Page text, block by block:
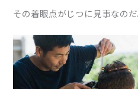
その着眼点がじつに見事なのだ